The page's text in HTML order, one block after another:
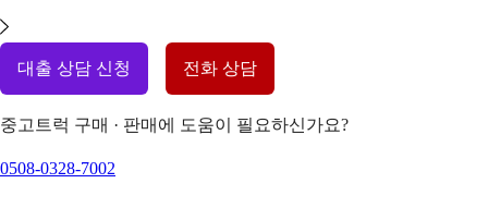
대출 상담 신청 전화 상담
중고트럭 구매 · 판매에 도움이 필요하신가요?
0508-0328-7002